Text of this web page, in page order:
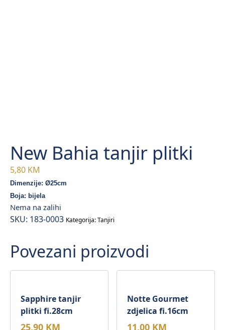
New Bahia tanjir plitki
5,80 KM
Dimenzije: Ø25cm
Boja: bijela
Nema na zalihi
SKU: 183-0003 Kategorija:Tanjiri
Povezani proizvodi
Sapphire tanjir
plitki fi.28cm
25,90 KM
Notte Gourmet
zdjelica fi.16cm
11,00 KM